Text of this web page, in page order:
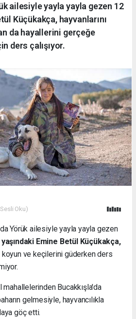
ailesiyle yayla yayla gezen 12
Küçükakça, hayvanlarını
da hayallerini gerçeğe
ders çalışıyor.
Oku)
Yörük ailesiyle yayla yayla gezen
yaşındaki Emine Betül Küçükakça,
ve keçilerini güderken ders
Bucakkışla'da
gelmesiyle, hayvancılıkla
göç etti.